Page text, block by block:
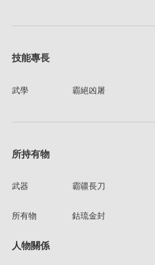
技能專長
武學 霸絕凶屠
所持有物
武器 霸疆長刀
所有物 鈷琉金封
人物關係